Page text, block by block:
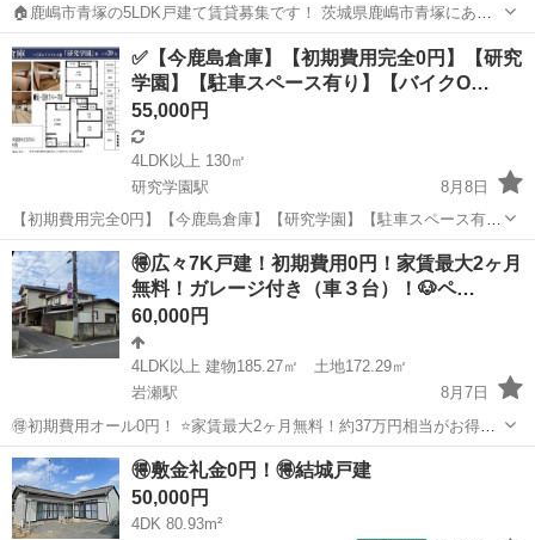
🏠鹿嶋市青塚の5LDK戸建て賃貸募集です！ 茨城県鹿嶋市青塚にあ
る、 5LDKの広々とした戸建て賃貸です。 📩お問い合わせ LINEはこち
らです。 https://lin.ee/sKXoFIF 和室が2部...
茨城 鹿嶋市 一戸建て 徒歩
✅【今鹿島倉庫】【初期費用完全0円】【研究
学園】【駐車スペース有り】【バイクO…
55,000円
4LDK以上 130㎡
研究学園駅
8月8日
【初期費用完全0円】【今鹿島倉庫】【研究学園】【駐車スペース有
り】【バイクOK】 当方貸主につき初期費用完全0円！ 審査が心配な方
も安心です！ 最短1日入居可能！ お気軽にお問い合わせください
_(._.)_ ...
茨城 つくば市 研究学園駅 一戸建て 初期
🉐広々7K戸建！初期費用0円！家賃最大2ヶ月
無料！ガレージ付き（車３台）！🐶ペ…
60,000円
4LDK以上 建物185.27㎡ 土地172.29㎡
岩瀬駅
8月7日
🉐初期費用オール0円！ ⭐家賃最大2ヶ月無料！約37万円相当がお得！
翌々月から家賃発生！ 🏡広々7K戸建！ペットOK！DIY自由！ 🚽トイ
レ2ヶ所、洗面台2ヶ所（忙しい朝でも安心です）！ 🚙ガレージ付き
（車３台駐車...
茨城 桜川市 岩瀬駅 一戸建て 徒歩
🉐敷金礼金0円！🉐結城戸建
50,000円
4DK 80.93m²